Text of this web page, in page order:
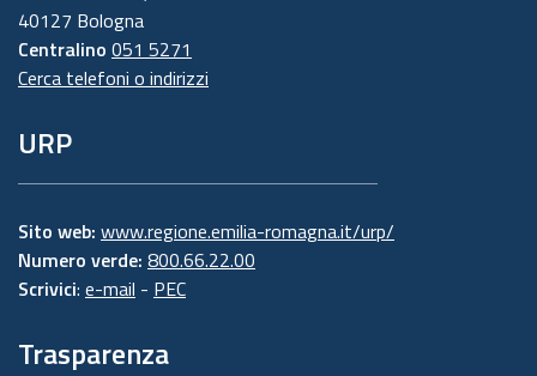
40127 Bologna
Centralino 051 5271
Cerca telefoni o indirizzi
URP
Sito web: www.regione.emilia-romagna.it/urp/
Numero verde: 800.66.22.00
Scrivici: e-mail - PEC
Trasparenza